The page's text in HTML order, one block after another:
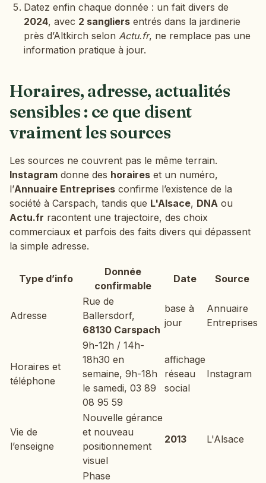
Datez enfin chaque donnée : un fait divers de
2024, avec 2 sangliers entrés dans la jardinerie
près d’Altkirch selon Actu.fr, ne remplace pas une
information pratique à jour.
Horaires, adresse, actualités
sensibles : ce que disent
vraiment les sources
Les sources ne couvrent pas le même terrain.
Instagram donne des horaires et un numéro,
l’Annuaire Entreprises confirme l’existence de la
société à Carspach, tandis que L'Alsace, DNA ou
Actu.fr racontent une trajectoire, des choix
commerciaux et parfois des faits divers qui dépassent
la simple adresse.
Type d’info
Donnée
confirmable
Date Source
Adresse
Rue de
Ballersdorf,
68130 Carspach
base à
jour
Annuaire
Entreprises
Horaires et
téléphone
9h-12h / 14h-
18h30 en
semaine, 9h-18h
le samedi, 03 89
08 95 59
affichage
réseau
social
Instagram
Vie de
l’enseigne
Nouvelle gérance
et nouveau
positionnement
visuel
2013 L'Alsace
Phase